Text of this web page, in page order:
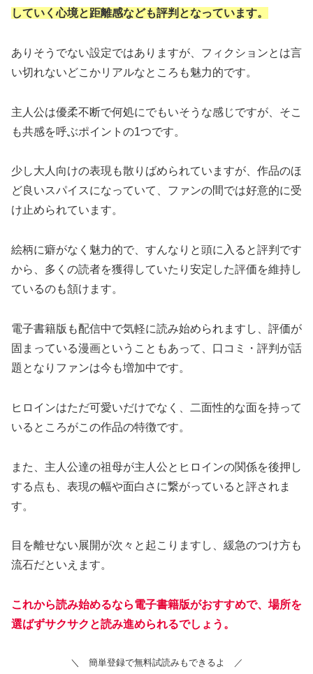
していく心境と距離感なども評判となっています。
ありそうでない設定ではありますが、フィクションとは言
い切れないどこかリアルなところも魅力的です。
主人公は優柔不断で何処にでもいそうな感じですが、そこ
も共感を呼ぶポイントの1つです。
少し大人向けの表現も散りばめられていますが、作品のほ
ど良いスパイスになっていて、ファンの間では好意的に受
け止められています。
絵柄に癖がなく魅力的で、すんなりと頭に入ると評判です
から、多くの読者を獲得していたり安定した評価を維持し
ているのも頷けます。
電子書籍版も配信中で気軽に読み始められますし、評価が
固まっている漫画ということもあって、口コミ・評判が話
題となりファンは今も増加中です。
ヒロインはただ可愛いだけでなく、二面性的な面を持って
いるところがこの作品の特徴です。
また、主人公達の祖母が主人公とヒロインの関係を後押し
する点も、表現の幅や面白さに繋がっていると評されま
す。
目を離せない展開が次々と起こりますし、緩急のつけ方も
流石だといえます。
これから読み始めるなら電子書籍版がおすすめで、場所を
選ばずサクサクと読み進められるでしょう。
＼ 簡単登録で無料試読みもできるよ ／